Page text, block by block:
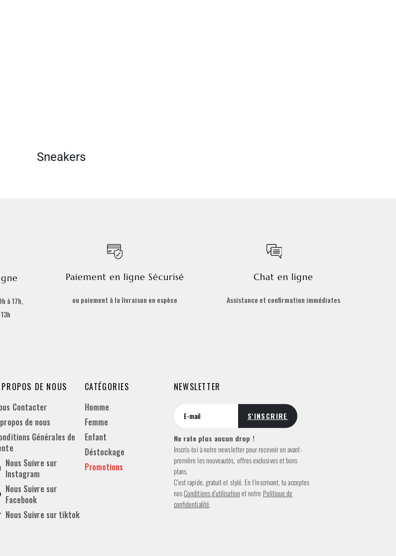
Sneakers
à 17h,
Paiement en ligne Sécurisé
ou paiement à la livraison en espèce
Chat en ligne
Assistance et confirmation immédiates
DE NOUS
Contacter
de nous
Générales de
Nous Suivre sur
Instagram
Nous Suivre sur
Facebook
Nous Suivre sur tiktok
CATÉGORIES
Homme
Femme
Enfant
Déstockage
Promotions
NEWSLETTER
Ne rate plus aucun drop !
Inscris-toi à notre newsletter pour recevoir en avant-
première les nouveautés, offres exclusives et bons
plans.
C’est rapide, gratuit et stylé. En t’inscrivant, tu acceptes
nosConditions d’utilisationet notre Politique de
confidentialité.